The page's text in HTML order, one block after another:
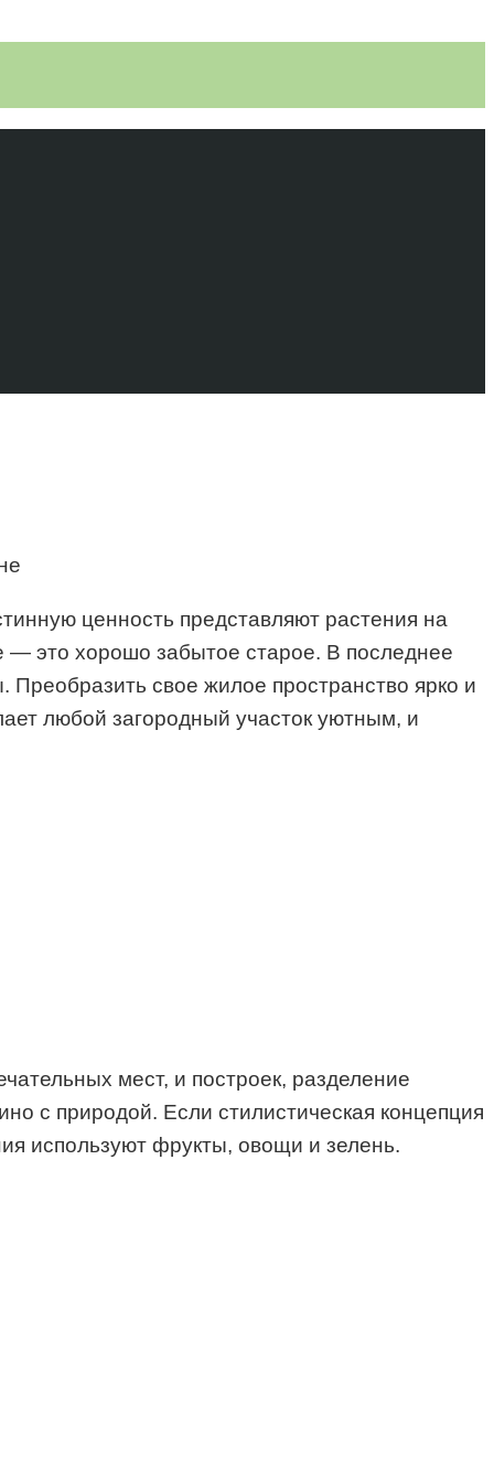
ценность представляют растения на
это хорошо забытое старое. В последнее
свое жилое пространство ярко и
любой загородный участок уютным, и
мест, и построек, разделение
с природой. Если стилистическая концепция
используют фрукты, овощи и зелень.